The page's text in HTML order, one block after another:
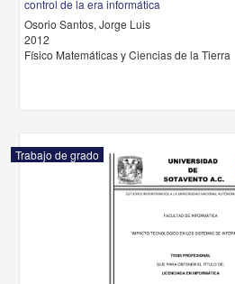
control de la era informática
Osorio Santos, Jorge Luis
2012
Físico Matemáticas y Ciencias de la Tierra
Trabajo de grado